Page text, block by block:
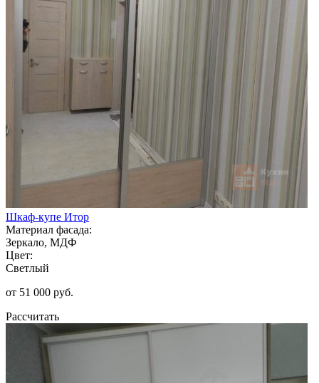
Шкаф-купе Итор
Материал фасада:
Зеркало, МДФ
Цвет:
Светлый
от 51 000 руб.
Рассчитать